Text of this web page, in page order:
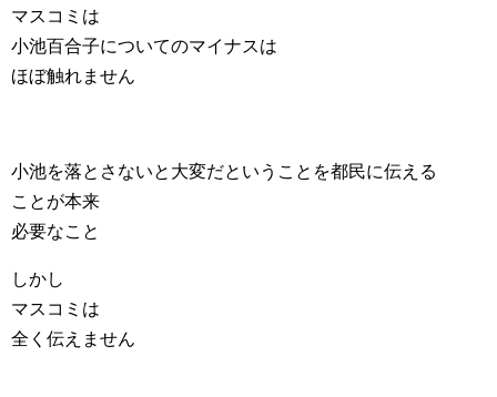
マスコミは
小池百合子についてのマイナスは
ほぼ触れません
小池を落とさないと大変だということを都民に伝える
ことが本来
必要なこと
しかし
マスコミは
全く伝えません